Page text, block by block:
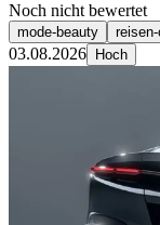
Noch nicht bewertet
mode-beauty
03.08.2026 Hoch